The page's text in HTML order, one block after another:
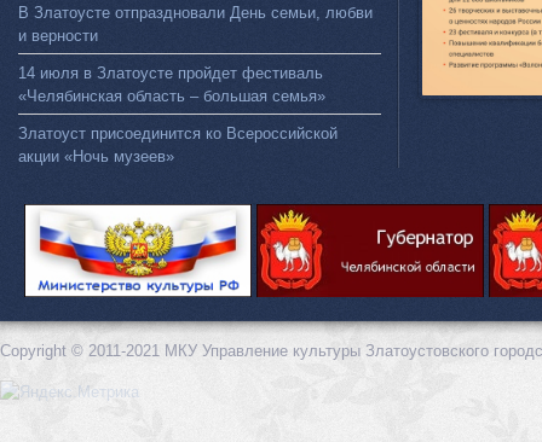
В Златоусте отпраздновали День семьи, любви
и верности
14 июля в Златоусте пройдет фестиваль
«Челябинская область – большая семья»
Златоуст присоединится ко Всероссийской
акции «Ночь музеев»
Copyright © 2011-2021 МКУ Управление культуры Златоустовского